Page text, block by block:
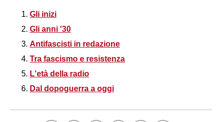
Gli inizi
Gli anni '30
Antifascisti in redazione
Tra fascismo e resistenza
L'età della radio
Dal dopoguerra a oggi